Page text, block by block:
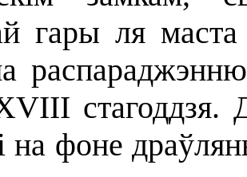
гары ля
стагоддзя.
на фоне